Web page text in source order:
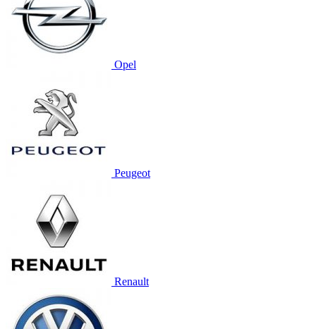
Opel
Peugeot
Renault